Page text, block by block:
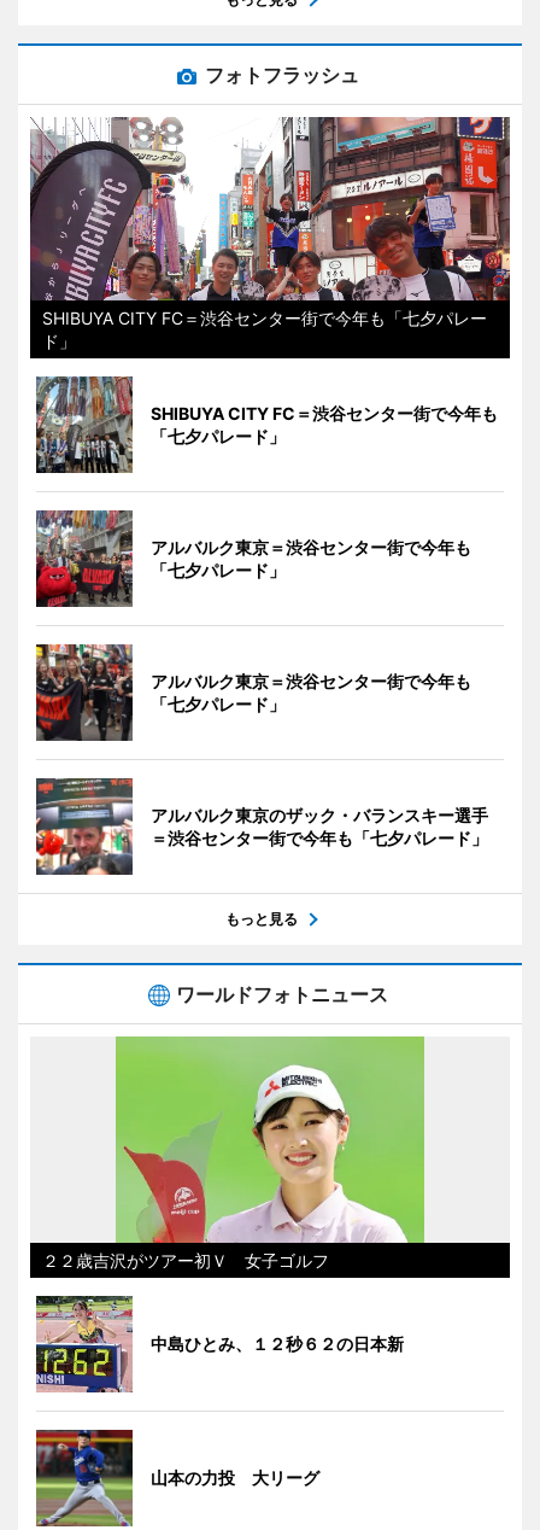
フォトフラッシュ
SHIBUYA CITY FC＝渋谷センター街で今年も「七夕パレー
ド」
SHIBUYA CITY FC＝渋谷センター街で今年も
「七夕パレード」
アルバルク東京＝渋谷センター街で今年も
「七夕パレード」
アルバルク東京＝渋谷センター街で今年も
「七夕パレード」
アルバルク東京のザック・バランスキー選手
＝渋谷センター街で今年も「七夕パレード」
もっと見る
ワールドフォトニュース
２２歳吉沢がツアー初Ｖ 女子ゴルフ
中島ひとみ、１２秒６２の日本新
山本の力投 大リーグ